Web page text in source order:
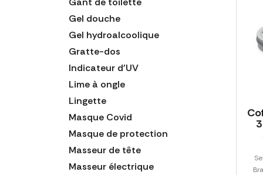
Gel douche
Gel hydroalcoolique
Gratte-dos
Indicateur d'UV
Lime à ongle
Lingette
Masque Covid
Masque de protection
Masseur de tête
Masseur électrique